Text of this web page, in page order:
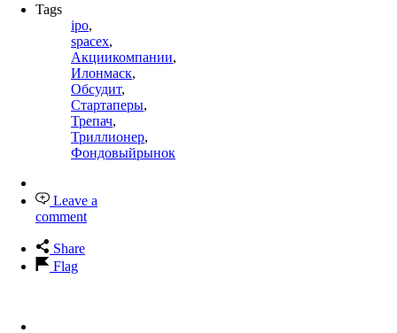
Tags
ipo,
spacex,
Акциикомпании,
Илонмаск,
Обсудит,
Стартаперы,
Трепач,
Триллионер,
Фондовыйрынок
Leave a
comment
Share
Flag